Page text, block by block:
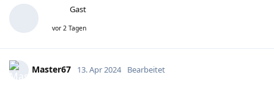
Gast
vor 2 Tagen
Master67 13. Apr 2024 Bearbeitet